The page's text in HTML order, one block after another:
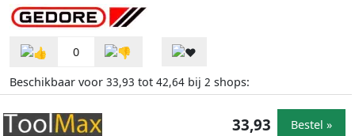
0
Beschikbaar voor 33,93 tot 42,64 bij 2 shops:
33,93 Bestel »